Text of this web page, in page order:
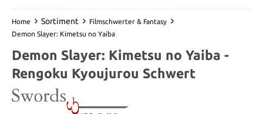
Home Sortiment
Filmschwerter & Fantasy
Demon Slayer: Kimetsu no Yaiba
Demon Slayer: Kimetsu no Yaiba -
Rengoku Kyoujurou Schwert